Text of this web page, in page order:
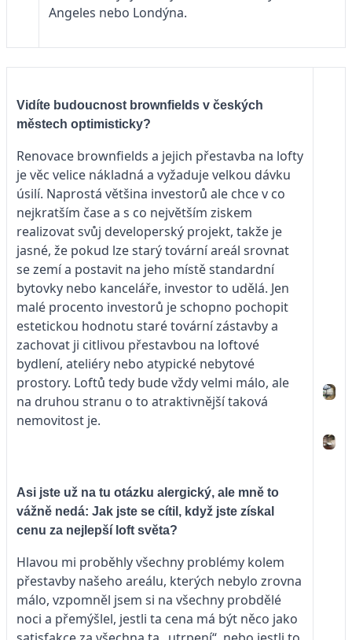
Angeles nebo Londýna.
Vidíte budoucnost brownfields v českých
městech optimisticky?
Renovace brownfields a jejich přestavba na lofty
je věc velice nákladná a vyžaduje velkou dávku
úsilí. Naprostá většina investorů ale chce v co
nejkratším čase a s co největším ziskem
realizovat svůj developerský projekt, takže je
jasné, že pokud lze starý tovární areál srovnat
se zemí a postavit na jeho místě standardní
bytovky nebo kanceláře, investor to udělá. Jen
malé procento investorů je schopno pochopit
estetickou hodnotu staré tovární zástavby a
zachovat ji citlivou přestavbou na loftové
bydlení, ateliéry nebo atypické nebytové
prostory. Loftů tedy bude vždy velmi málo, ale
na druhou stranu o to atraktivnější taková
nemovitost je.
Asi jste už na tu otázku alergický, ale mně to
vážně nedá: Jak jste se cítil, když jste získal
cenu za nejlepší loft světa?
Hlavou mi proběhly všechny problémy kolem
přestavby našeho areálu, kterých nebylo zrovna
málo, vzpomněl jsem si na všechny probdělé
noci a přemýšlel, jestli ta cena má být něco jako